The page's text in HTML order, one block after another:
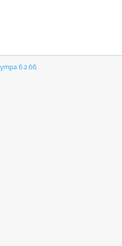
6.2.66